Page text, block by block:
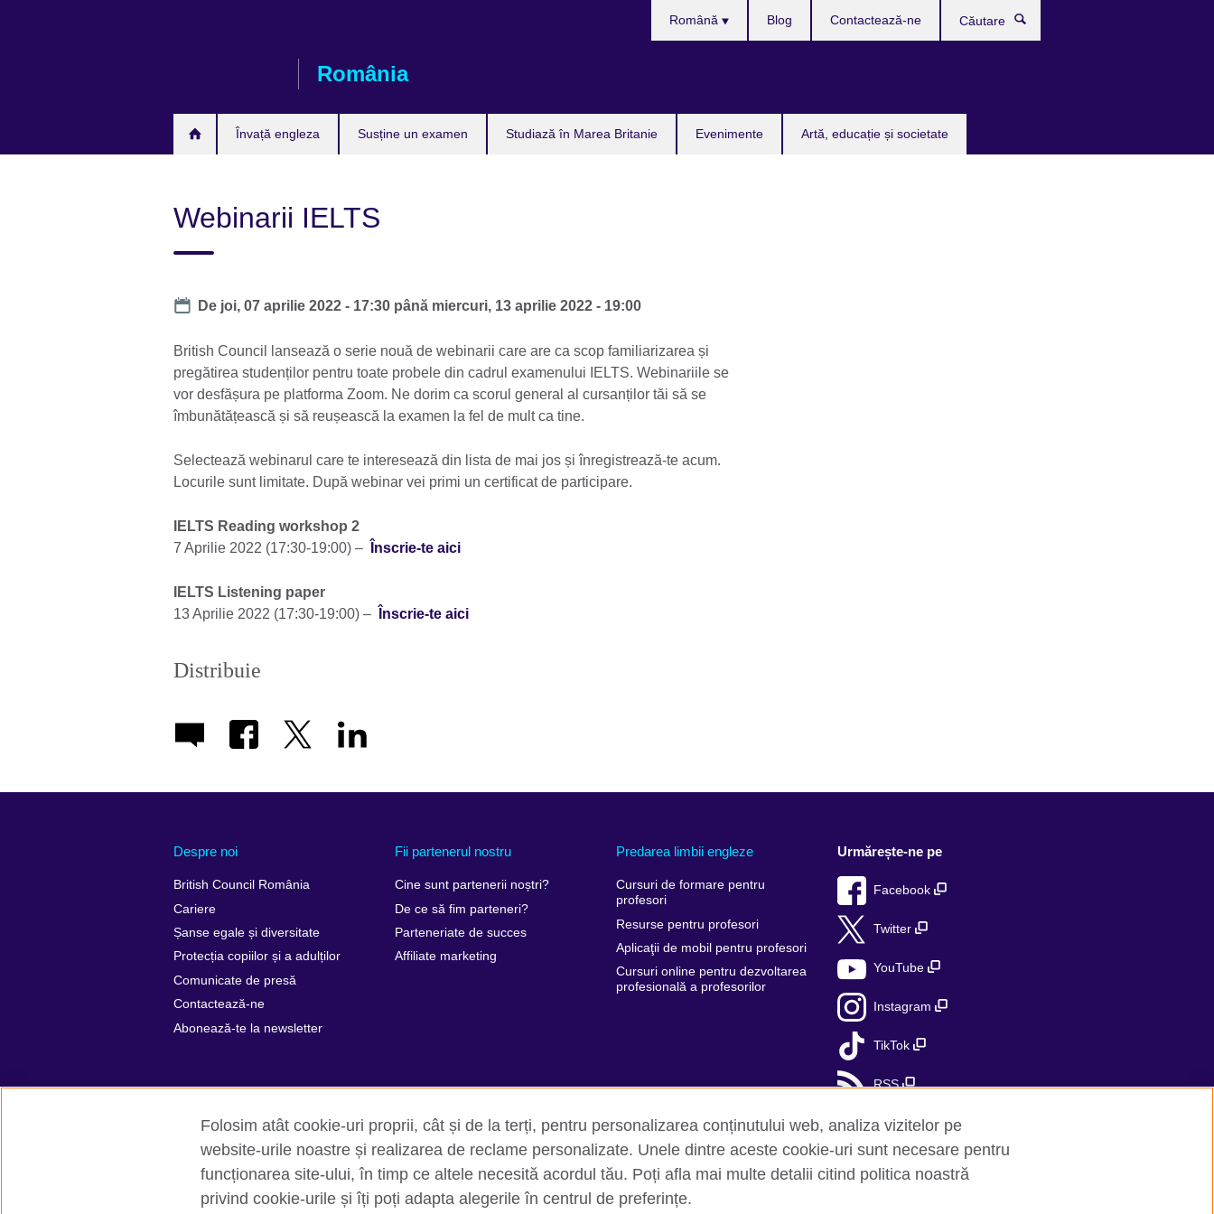
România
Învață engleza Susține un examen Studiază în Marea Britanie Evenimente Artă, educație și societate
Română Blog Contactează-ne
Webinarii IELTS
Date
De joi, 07 aprilie 2022 - 17:30 până miercuri, 13 aprilie 2022 - 19:00
British Council lansează o serie nouă de webinarii care are ca scop familiarizarea și
pregătirea studenților pentru toate probele din cadrul examenului IELTS. Webinariile se
vor desfășura pe platforma Zoom. Ne dorim ca scorul general al cursanților tăi să se
îmbunătățească și să reușească la examen la fel de mult ca tine.
Selectează webinarul care te interesează din lista de mai jos și înregistrează-te acum.
Locurile sunt limitate. După webinar vei primi un certificat de participare.
IELTS Reading workshop 2
7 Aprilie 2022 (17:30-19:00) –
Înscrie-te aici
IELTS Listening paper
13 Aprilie 2022 (17:30-19:00) –
Înscrie-te aici
Distribuie
Despre noi
British Council România
Cariere
Șanse egale și diversitate
Protecția copiilor și a adulților
Comunicate de presă
Contactează-ne
Abonează-te la newsletter
Fii partenerul nostru
Cine sunt partenerii noștri?
De ce să fim parteneri?
Parteneriate de succes
Affiliate marketing
Predarea limbii engleze
Cursuri de formare pentru
profesori
Resurse pentru profesori
Aplicaţii de mobil pentru profesori
Cursuri online pentru dezvoltarea
profesională a profesorilor
Urmărește-ne pe
Facebook
Twitter
YouTube
Instagram
TikTok
RSS
British Council Global Confidențialitate și termeni de utilizare Trimite-ne comentariile tale Cookie-uri Hartă site
Folosim atât cookie-uri proprii, cât și de la terți, pentru personalizarea conținutului web, analiza vizitelor pe
website-urile noastre și realizarea de reclame personalizate. Unele dintre aceste cookie-uri sunt necesare pentru
funcționarea site-ului, în timp ce altele necesită acordul tău. Poți afla mai multe detalii citind politica noastră
privind cookie-urile și îți poți adapta alegerile în centrul de preferințe.